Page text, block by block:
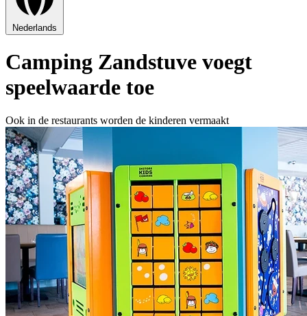
Nederlands
Camping Zandstuve voegt
speelwaarde toe
Ook in de restaurants worden de kinderen vermaakt